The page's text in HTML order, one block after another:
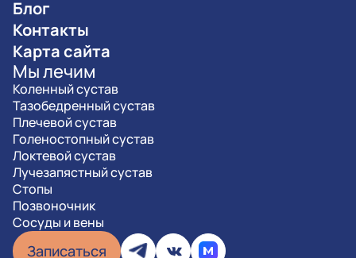
Блог
Контакты
Карта сайта
Мы лечим
Коленный сустав
Тазобедренный сустав
Плечевой сустав
Голеностопный сустав
Локтевой сустав
Лучезапястный сустав
Стопы
Позвоночник
Сосуды и вены
Записаться